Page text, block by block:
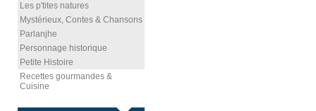
Les p'tites natures
Mystérieux, Contes & Chansons
Parlanjhe
Personnage historique
Petite Histoire
Recettes gourmandes &
Cuisine